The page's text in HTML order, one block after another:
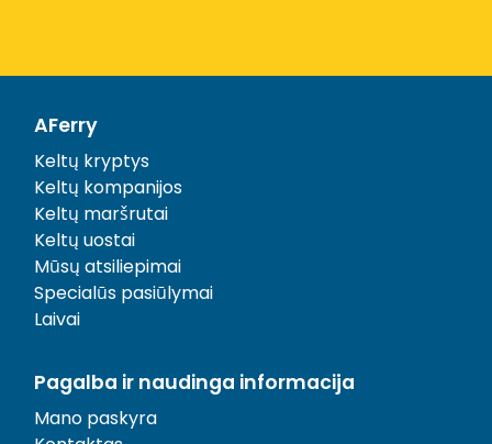
AFerry
Keltų kryptys
Keltų kompanijos
Keltų maršrutai
Keltų uostai
Mūsų atsiliepimai
Specialūs pasiūlymai
Laivai
Pagalba ir naudinga informacija
Mano paskyra